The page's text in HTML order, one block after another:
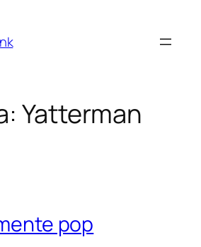
Yatterman
pop